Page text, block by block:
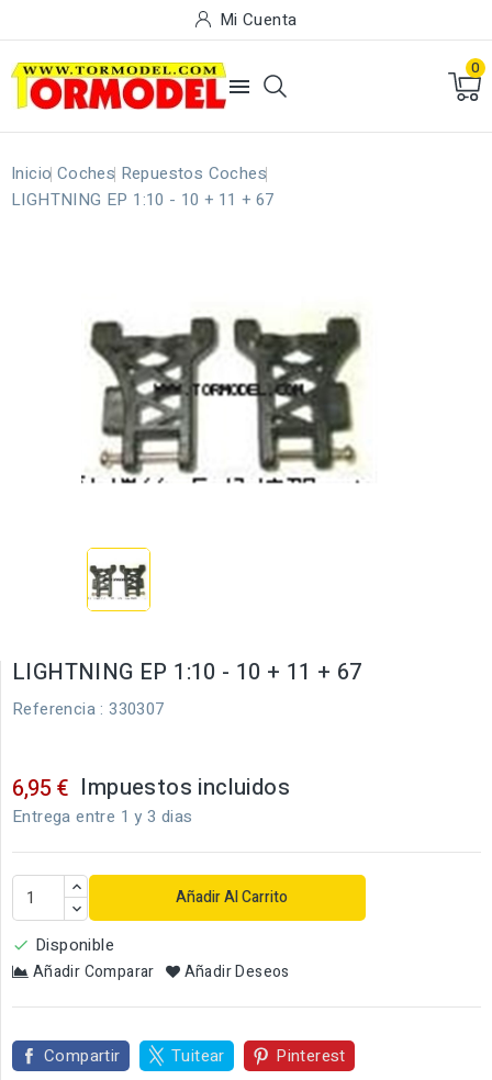
Mi Cuenta

0
Inicio Coches Repuestos Coches
LIGHTNING EP 1:10 - 10 + 11 + 67
LIGHTNING EP 1:10 - 10 + 11 + 67
Referencia : 330307
6,95 € Impuestos incluidos
Entrega entre 1 y 3 dias
Añadir Al Carrito
 Disponible
Añadir Comparar Añadir Deseos
Compartir Tuitear Pinterest